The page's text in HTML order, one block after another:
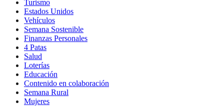
Turismo
Estados Unidos
Vehículos
Semana Sostenible
Finanzas Personales
4 Patas
Salud
Loterías
Educación
Contenido en colaboración
Semana Rural
Mujeres